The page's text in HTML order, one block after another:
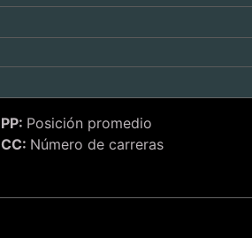
PP: Posición promedio
CC: Número de carreras